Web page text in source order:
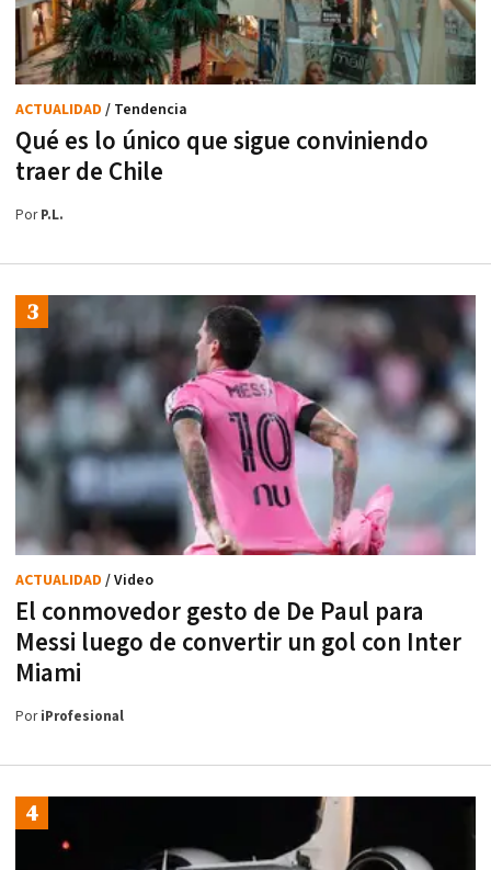
Qué es lo único que sigue conviniendo
traer de Chile
ACTUALIDAD / Tendencia
PorP.L.
El conmovedor gesto de De Paul para
Messi luego de convertir un gol con Inter
Miami
ACTUALIDAD / Video
PoriProfesional